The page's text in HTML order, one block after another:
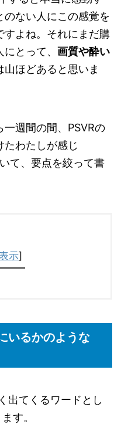
のない人にこの感覚を
すよね。それにまだ購
とって、 画質や酔い
ほどあると思いま
週間の間、PSVRの
たわたしが感じ
て、要点を絞って書
示]
いるかのような
出てくるワードとし
す。